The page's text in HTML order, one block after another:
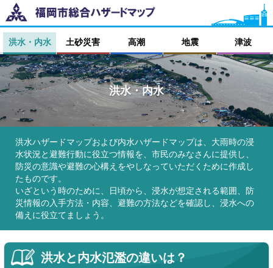
洪水・内水 土砂災害 高潮 地震 津波
洪水・内水
洪水ハザードマップおよび内水ハザードマップは、大雨時の浸
水状況と避難行動に役立つ情報を、市民のみなさんに提供し、
防災の意識や避難の心構えをやしなっていただくために作成し
たものです。
いざという時のために、日頃から、浸水が想定される範囲、防
災情報の入手方法・内容、避難の方法などを確認し、浸水への
備えに役立てましょう。
洪水と内水氾濫の違いは？